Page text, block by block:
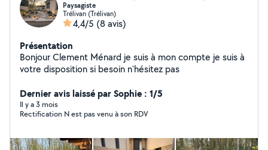
Paysagiste
Trélivan (Trélivan)
4,4/5 (8 avis)
Présentation
Bonjour Clement Ménard je suis à mon compte je suis à
votre disposition si besoin n'hésitez pas
Dernier avis laissé par Sophie : 1/5
Il y a 3 mois
Rectification N est pas venu à son RDV